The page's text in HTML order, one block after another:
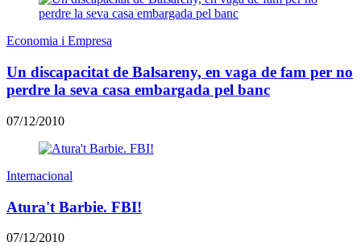
Economia i Empresa
Un discapacitat de Balsareny, en vaga de fam per no
perdre la seva casa embargada pel banc
07/12/2010
Internacional
Atura't Barbie. FBI!
07/12/2010